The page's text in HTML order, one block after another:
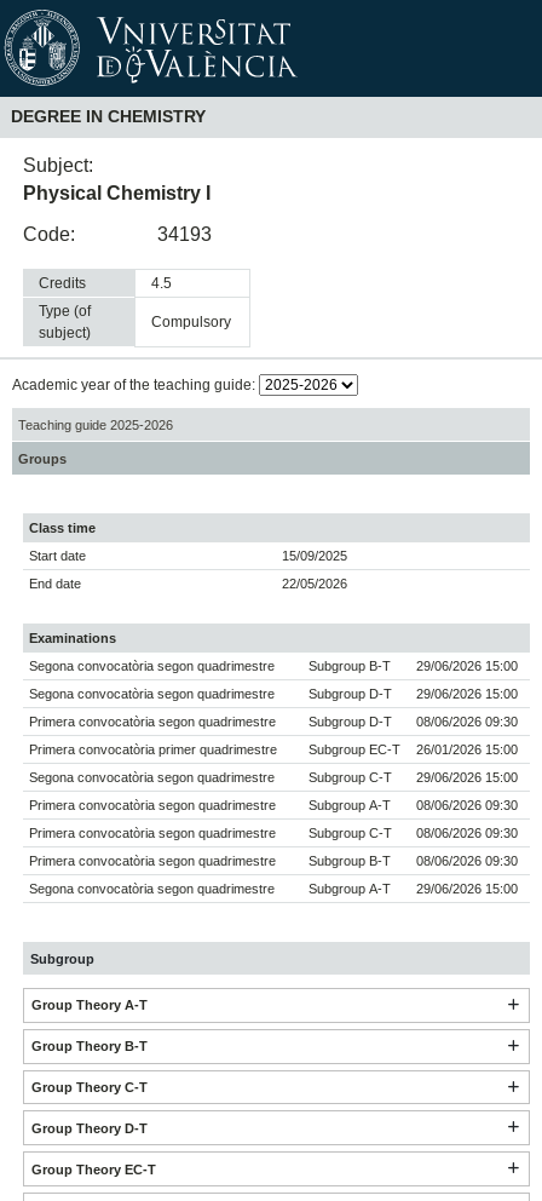
DEGREE IN CHEMISTRY
Subject:
Physical Chemistry I
Code:
34193
Credits
4.5
Type (of
subject)
compulsory
Academic year of the teaching guide:
Teaching guide 2025-2026
Groups
Class time
Start date
15/09/2025
End date
22/05/2026
Examinations
Segona convocatòria segon quadrimestre
Subgroup B-T
29/06/2026 15:00
Segona convocatòria segon quadrimestre
Subgroup D-T
29/06/2026 15:00
Primera convocatòria segon quadrimestre
Subgroup D-T
08/06/2026 09:30
Primera convocatòria primer quadrimestre
Subgroup EC-T
26/01/2026 15:00
Segona convocatòria segon quadrimestre
Subgroup C-T
29/06/2026 15:00
Primera convocatòria segon quadrimestre
Subgroup A-T
08/06/2026 09:30
Primera convocatòria segon quadrimestre
Subgroup C-T
08/06/2026 09:30
Primera convocatòria segon quadrimestre
Subgroup B-T
08/06/2026 09:30
Segona convocatòria segon quadrimestre
Subgroup A-T 29/06/2026 15:00
Subgroup
Group Theory A-T
Group Theory B-T
Group Theory C-T
Group Theory D-T
Group Theory EC-T